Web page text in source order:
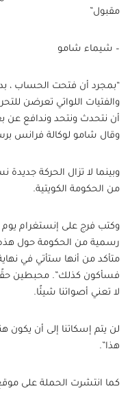
مقبول”
– شيماء شامو
“بمجرد أن فتحت الحساب ،
والفتيات اللواتي تعرضن
أن نتحدث ونتحد وندافع عن
وقال شامو لوكالة فرانس
وبينما لا تزال الحركة
من الحكومة الكويتية.
وكتب فرج على إنستغرام يوم
رسمية من الحكومة حول هذه
متأكد من أنها ستأتي في
فسأكون كذلك”. محبطين
لا تعني أصواتنا شيئًا.
لن يتم إسكاتنا إلى أن
هذا”.
كما انتشرت الحملة على